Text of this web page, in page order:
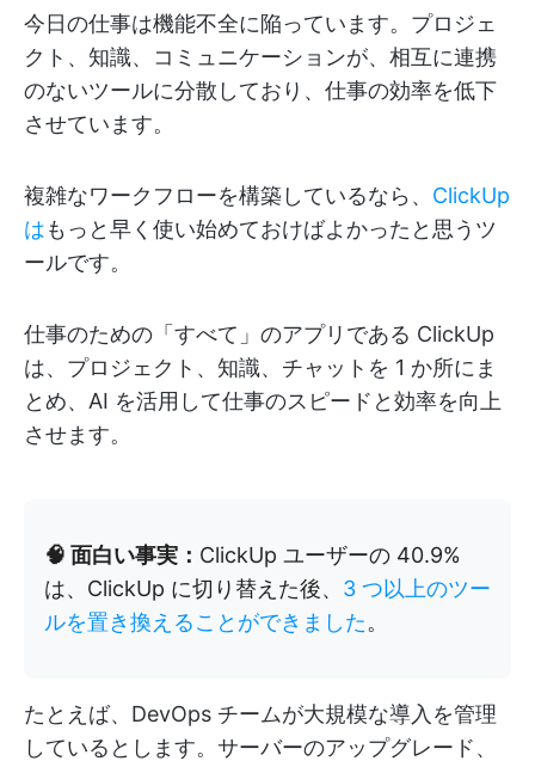
今日の仕事は機能不全に陥っています。プロジェ
クト、知識、コミュニケーションが、相互に連携
のないツールに分散しており、仕事の効率を低下
させています。
複雑なワークフローを構築しているなら、 ClickUp
はもっと早く使い始めておけばよかったと思うツ
ールです。
仕事のための「すべて」のアプリである ClickUp
は、プロジェクト、知識、チャットを 1 か所にま
とめ、AI を活用して仕事のスピードと効率を向上
させます。
🧠 面白い事実： ClickUp ユーザーの 40.9%
は、ClickUp に切り替えた後、 3 つ以上のツー
ルを置き換えることができました。
たとえば、DevOps チームが大規模な導入を管理
しているとします。サーバーのアップグレード、